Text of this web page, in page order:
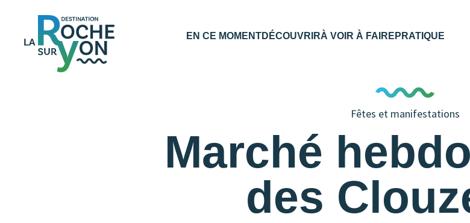
Office
de
Tourisme
EN CE MOMENTDÉCOUVRIRÀ VOIR À FAIRE PRATIQUE
Fêtes et manifestations
Marché
des